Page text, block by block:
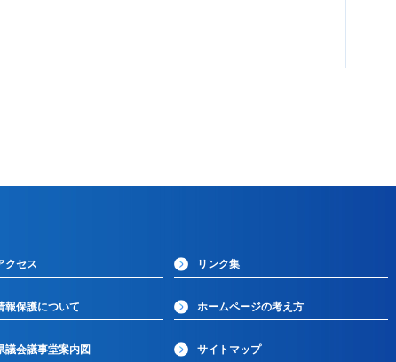
クセス リンク集
報保護について ホームページの考え方
議会議事堂案内図 サイトマップ